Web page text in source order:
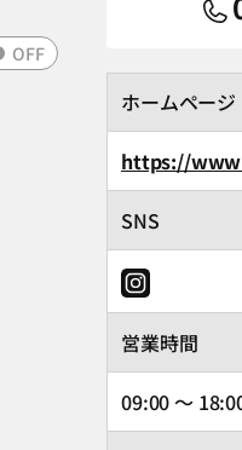
OFF
ホームページ
https://
SNS
営業時間
09:00 ～